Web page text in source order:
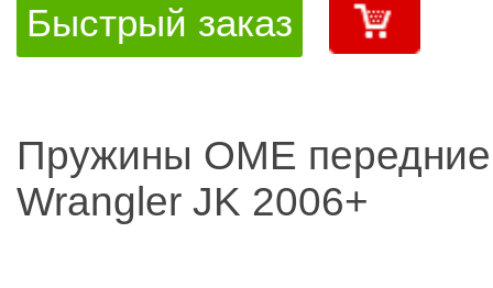
Быстрый заказ
Пружины OME
Wrangler JK 2006+